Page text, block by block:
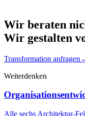
Wir beraten
Wir gestalten
Transformation anfragen
Weiterdenken
Alle sechs Architektur-